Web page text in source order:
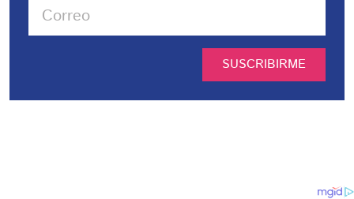
SUSCRIBIRME